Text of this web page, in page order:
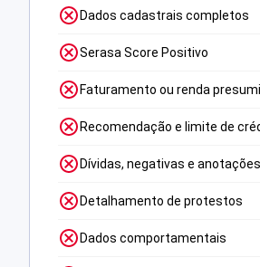
Dados cadastrais completos
Serasa Score Positivo
Faturamento ou renda
Recomendação e limite de
Dívidas, negativas e anotações
Detalhamento de protestos
Dados comportamentais